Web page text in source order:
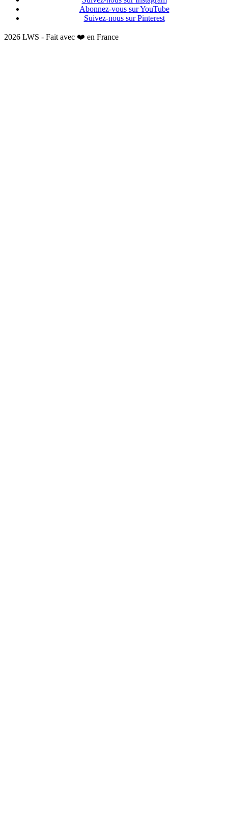
Abonnez-vous sur YouTube
Suivez-nous sur Pinterest
2026 LWS - Fait avec ❤️ en France